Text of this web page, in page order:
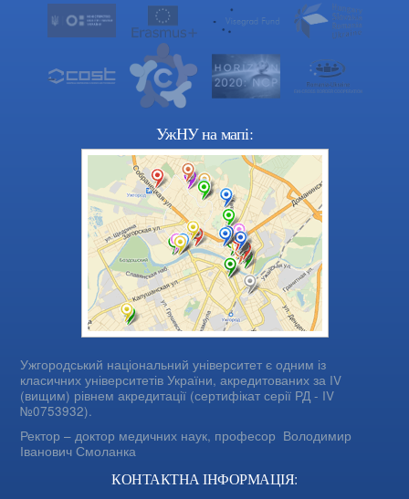
УжНУ на мапі:
Ужгородський національний університет є одним із
класичних університетів України, акредитованих за IV
(вищим) рівнем акредитації (сертифікат серії РД - IV
№0753932).
Ректор – доктор медичних наук, професор Володимир
Іванович Смоланка
КОНТАКТНА ІНФОРМАЦІЯ: